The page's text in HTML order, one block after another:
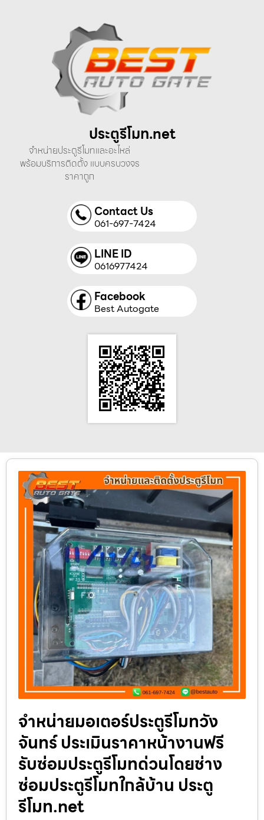
ประตูรีโมท.net
จำหน่ายประตูรีโมทและอะไหล่
พร้อมบริการติดตั้ง แบบครบวงจร
ราคาถูก
Contact Us
061-697-7424
LINE ID
0616977424
Facebook
Best Autogate
จำหน่ายมอเตอร์ประตูรีโมทวัง
จันทร์ ประเมินราคาหน้างานฟรี
รับซ่อมประตูรีโมทด่วนโดยช่าง
ซ่อมประตูรีโมทใกล้บ้าน ประตู
รีโมท.net